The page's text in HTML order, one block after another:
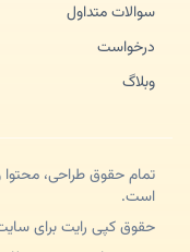
سوالات متداول
درخواست
وبلاگ
تمام حقوق طراحی،
است.
حقوق کپی رایت برای